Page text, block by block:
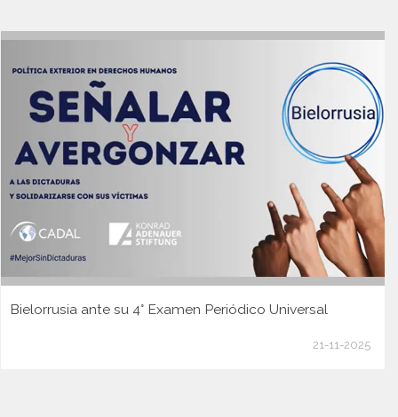
Bielorrusia ante su 4° Examen Periódico Universal
21-11-2025